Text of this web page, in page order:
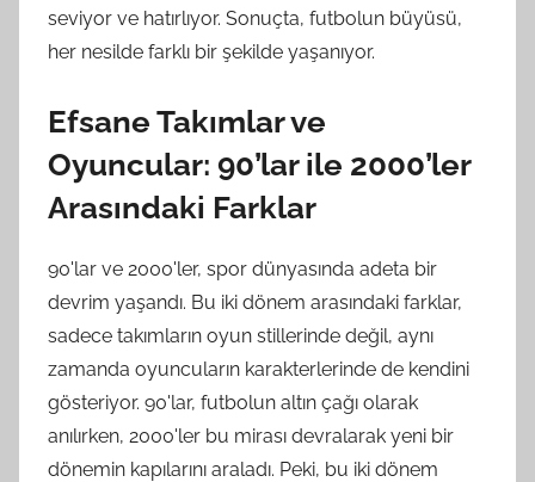
seviyor ve hatırlıyor. Sonuçta, futbolun büyüsü,
her nesilde farklı bir şekilde yaşanıyor.
Efsane Takımlar ve
Oyuncular: 90’lar ile 2000’ler
Arasındaki Farklar
90'lar ve 2000'ler, spor dünyasında adeta bir
devrim yaşandı. Bu iki dönem arasındaki farklar,
sadece takımların oyun stillerinde değil, aynı
zamanda oyuncuların karakterlerinde de kendini
gösteriyor. 90'lar, futbolun altın çağı olarak
anılırken, 2000'ler bu mirası devralarak yeni bir
dönemin kapılarını araladı. Peki, bu iki dönem